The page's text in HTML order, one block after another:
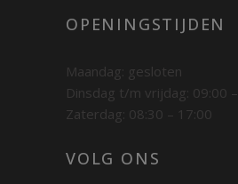
OPENINGSTIJDEN
Maandag: gesloten
Dinsdag t/m vrijdag: 09:00
Zaterdag: 08:30 – 17:00
VOLG ONS